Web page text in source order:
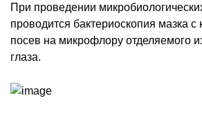
При проведении
проводится бактериоскопия мазка
посев на микрофлору отделяемого
глаза.